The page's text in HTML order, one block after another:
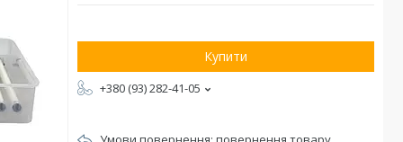
Купити
+380 (93) 282-41-05